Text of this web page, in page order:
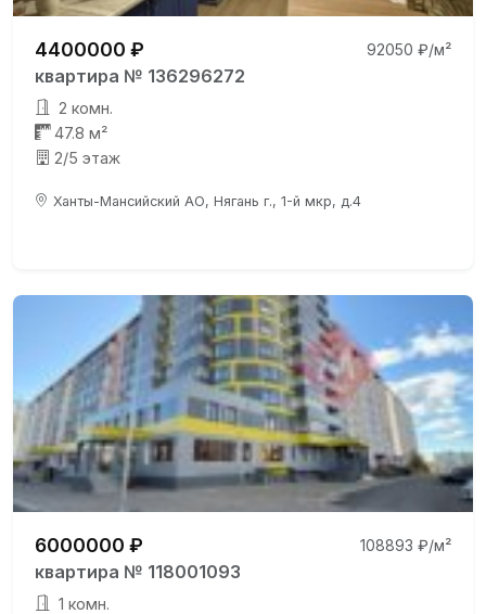
4400000 ₽ 92050 ₽/м²
квартира № 136296272
2 комн.
47.8 м²
2/5 этаж
Ханты-Мансийский АО, Нягань г., 1-й мкр, д.4
6000000 ₽ 108893 ₽/м²
квартира № 118001093
1 комн.